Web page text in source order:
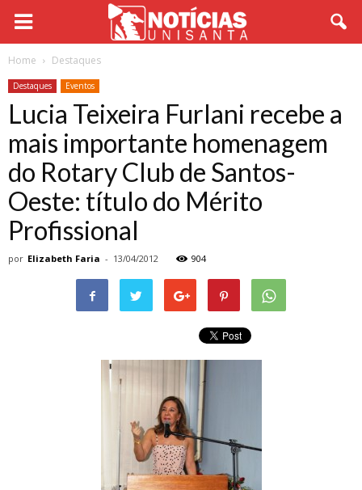
Home Destaques
Destaques Eventos
Lucia Teixeira Furlani recebe a
mais importante homenagem
do Rotary Club de Santos-
Oeste: título do Mérito
Profissional
por Elizabeth Faria - 13/04/2012 904